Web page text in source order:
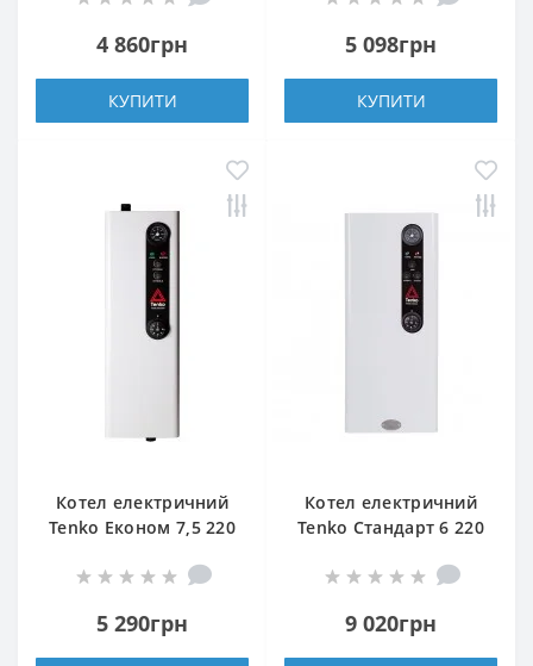
4 860грн
КУПИТИ
5 098грн
КУПИТИ
Котел електричний
Tenko Економ 7,5 220
5 290грн
Котел електричний
Tenko Стандарт 6 220
9 020грн